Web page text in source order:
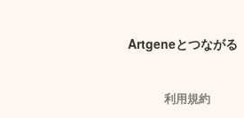
Artgeneとつながる
利用規約